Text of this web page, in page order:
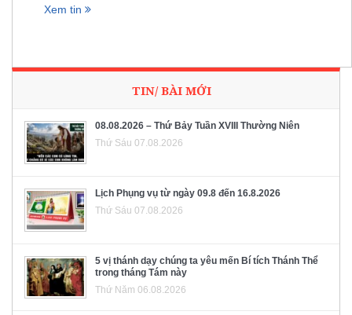
Xem tin
TIN/ BÀI MỚI
08.08.2026 – Thứ Bảy Tuần XVIII Thường Niên
Thứ Sáu 07.08.2026
Lịch Phụng vụ từ ngày 09.8 đến 16.8.2026
Thứ Sáu 07.08.2026
5 vị thánh dạy chúng ta yêu mến Bí tích Thánh Thể
trong tháng Tám này
Thứ Năm 06.08.2026